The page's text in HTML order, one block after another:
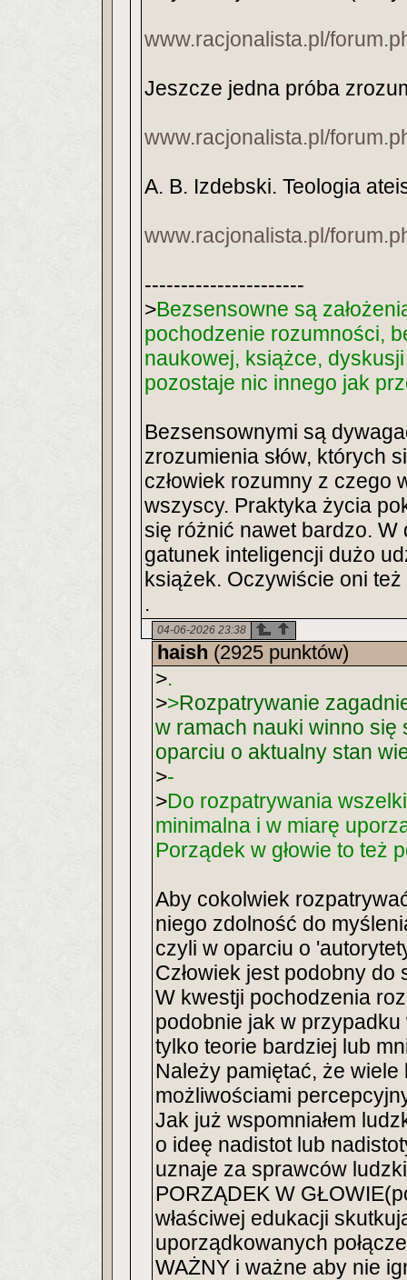
www.racjonalista.pl/
Jeszcze jedna próba
www.racjonalista.pl/
A. B. Izdebski. Teologia
www.racjonalista.pl/
----------------------
>Bezsensowne są
pochodzenie rozumności,
naukowej, książce,
pozostaje nic innego jak
Bezsensownymi są
zrozumienia słów, których
człowiek rozumny z czego
wszyscy. Praktyka życia
się różnić nawet bardzo. W
gatunek inteligencji dużo
książek. Oczywiście oni
.
04-06-2026 23:38
haish (2925 punktów)
>.
>>Rozpatrywanie
w ramach nauki winno
oparciu o aktualny stan
>-
>Do rozpatrywania
minimalna i w miarę
Porządek w głowie to też
Aby cokolwiek
niego zdolność do
czyli w oparciu o
Człowiek jest podobny
W kwestji pochodzenia
podobnie jak w
tylko teorie bardziej lub
Należy pamiętać, że
możliwościami
Jak już wspomniałem
o ideę nadistot lub
uznaje za sprawców
PORZĄDEK W
właściwej edukacji
uporządkowanych
WAŻNY i ważne aby nie